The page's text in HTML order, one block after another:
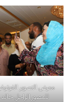
معرض التصوير
للمصور الراحل خالد